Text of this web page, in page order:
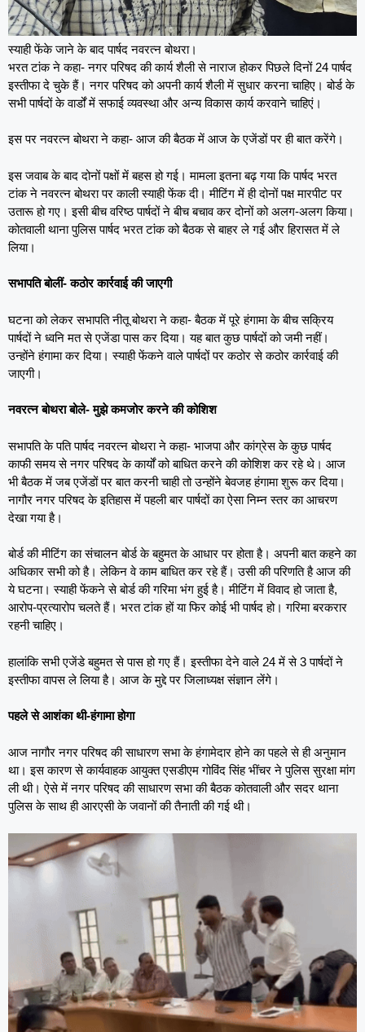
स्याही फेंके जाने के बाद पार्षद नवरत्न बोथरा।
भरत टांक ने कहा- नगर परिषद की कार्य शैली से नाराज होकर पिछले दिनों 24 पार्षद
इस्तीफा दे चुके हैं। नगर परिषद को अपनी कार्य शैली में सुधार करना चाहिए। बोर्ड के
सभी पार्षदों के वार्डों में सफाई व्यवस्था और अन्य विकास कार्य करवाने चाहिएं।
इस पर नवरत्न बोथरा ने कहा- आज की बैठक में आज के एजेंडों पर ही बात करेंगे।
इस जवाब के बाद दोनों पक्षों में बहस हो गई। मामला इतना बढ़ गया कि पार्षद भरत
टांक ने नवरत्न बोथरा पर काली स्याही फेंक दी। मीटिंग में ही दोनों पक्ष मारपीट पर
उतारू हो गए। इसी बीच वरिष्ठ पार्षदों ने बीच बचाव कर दोनों को अलग-अलग किया।
कोतवाली थाना पुलिस पार्षद भरत टांक को बैठक से बाहर ले गई और हिरासत में ले
लिया।
सभापति बोलीं- कठोर कार्रवाई की जाएगी
घटना को लेकर सभापति नीतू बोथरा ने कहा- बैठक में पूरे हंगामा के बीच सक्रिय
पार्षदों ने ध्वनि मत से एजेंडा पास कर दिया। यह बात कुछ पार्षदों को जमी नहीं।
उन्होंने हंगामा कर दिया। स्याही फेंकने वाले पार्षदों पर कठोर से कठोर कार्रवाई की
जाएगी।
नवरत्न बोथरा बोले- मुझे कमजोर करने की कोशिश
सभापति के पति पार्षद नवरत्न बोथरा ने कहा- भाजपा और कांग्रेस के कुछ पार्षद
काफी समय से नगर परिषद के कार्यों को बाधित करने की कोशिश कर रहे थे। आज
भी बैठक में जब एजेंडों पर बात करनी चाही तो उन्होंने बेवजह हंगामा शुरू कर दिया।
नागौर नगर परिषद के इतिहास में पहली बार पार्षदों का ऐसा निम्न स्तर का आचरण
देखा गया है।
बोर्ड की मीटिंग का संचालन बोर्ड के बहुमत के आधार पर होता है। अपनी बात कहने का
अधिकार सभी को है। लेकिन वे काम बाधित कर रहे हैं। उसी की परिणति है आज की
ये घटना। स्याही फेंकने से बोर्ड की गरिमा भंग हुई है। मीटिंग में विवाद हो जाता है,
आरोप-प्रत्यारोप चलते हैं। भरत टांक हों या फिर कोई भी पार्षद हो। गरिमा बरकरार
रहनी चाहिए।
हालांकि सभी एजेंडे बहुमत से पास हो गए हैं। इस्तीफा देने वाले 24 में से 3 पार्षदों ने
इस्तीफा वापस ले लिया है। आज के मुद्दे पर जिलाध्यक्ष संज्ञान लेंगे।
पहले से आशंका थी-हंगामा होगा
आज नागौर नगर परिषद की साधारण सभा के हंगामेदार होने का पहले से ही अनुमान
था। इस कारण से कार्यवाहक आयुक्त एसडीएम गोविंद सिंह भींचर ने पुलिस सुरक्षा मांग
ली थी। ऐसे में नगर परिषद की साधारण सभा की बैठक कोतवाली और सदर थाना
पुलिस के साथ ही आरएसी के जवानों की तैनाती की गई थी।